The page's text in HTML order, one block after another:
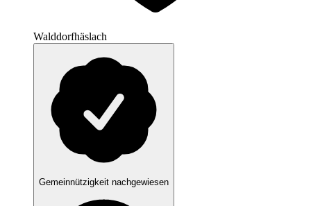
Walddorfhäslach
Gemeinnützigkeit nachgewiesen